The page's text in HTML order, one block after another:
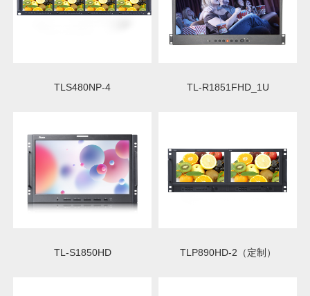
TLS480NP-4 TL-R1851FHD_1U
TL-S1850HD TLP890HD-2（定制）